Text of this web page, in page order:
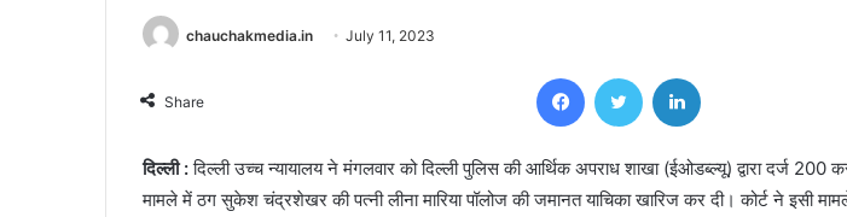
chauchakmedia.in July 11, 2023
Share
FacebookTwitter
दिल्ली :दिल्ली उच्च न्यायालय ने मंगलवार को दिल्ली पुलिस की आर्थिक अपराध शाखा (ईओडब्ल्यू) द्वारा दर्ज
मामले में ठग सुकेश चंद्रशेखर की पत्नी लीना मारिया पॉलोज की जमानत याचिका खारिज कर दी। कोर्ट ने इसी